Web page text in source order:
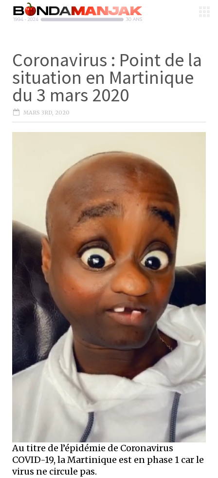
Coronavirus : Point de la
situation en Martinique
du 3 mars 2020
MARS 3RD, 2020
Au titre de l’épidémie de Coronavirus
COVID-19, la Martinique est en phase 1 car le
virus ne circule pas.